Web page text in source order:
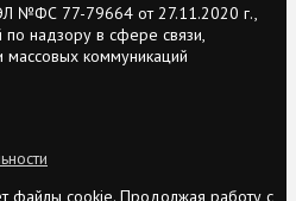
№ФС 77-79664 от 27.11.2020 г.,
надзору в сфере связи,
коммуникаций
файлы cookie. Продолжая работу с